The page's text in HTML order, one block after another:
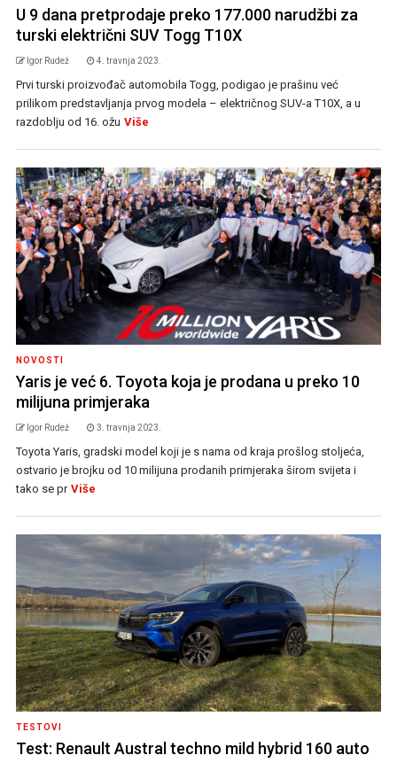
U 9 dana pretprodaje preko 177.000 narudžbi za
turski električni SUV Togg T10X
Igor Rudež 4. travnja 2023.
Prvi turski proizvođač automobila Togg, podigao je prašinu već
prilikom predstavljanja prvog modela – električnog SUV-a T10X, a u
razdoblju od 16. ožu Više
NOVOSTI
Yaris je već 6. Toyota koja je prodana u preko 10
milijuna primjeraka
Igor Rudež 3. travnja 2023.
Toyota Yaris, gradski model koji je s nama od kraja prošlog stoljeća,
ostvario je brojku od 10 milijuna prodanih primjeraka širom svijeta i
tako se pr Više
TESTOVI
Test: Renault Austral techno mild hybrid 160 auto